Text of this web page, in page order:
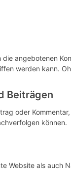
angebotenen
werden kann.
Beiträgen
oder
können.
Website als auch